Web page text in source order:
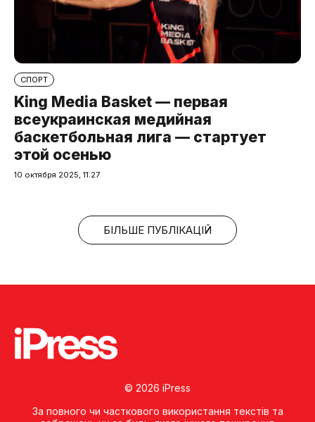
СПОРТ
King Media Basket — первая
всеукраинская медийная
баскетбольная лига — стартует
этой осенью
10 октября 2025, 11:27
БІЛЬШЕ ПУБЛІКАЦІЙ
© 2026 iPress
За повного чи часткового використання текстів та